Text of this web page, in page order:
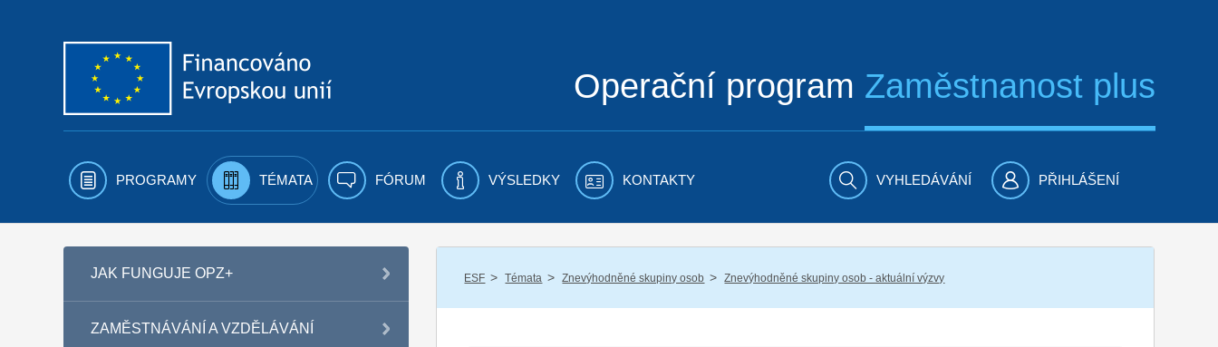
Operační program Zaměstnanost plus
PROGRAMY TÉMATA FÓRUM VÝSLEDKY KONTAKTY VYHLEDÁVÁNÍ PŘIHLÁŠENÍ
JAK FUNGUJE OPZ+
ZAMĚSTNÁVÁNÍ A VZDĚLÁVÁNÍ
ESF / Témata / Znevýhodněné skupiny osob / Znevýhodněné skupiny osob - aktuální výzvy